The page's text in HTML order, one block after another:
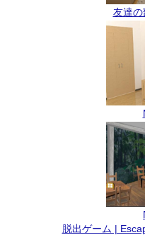
友達の
脱出ゲーム |